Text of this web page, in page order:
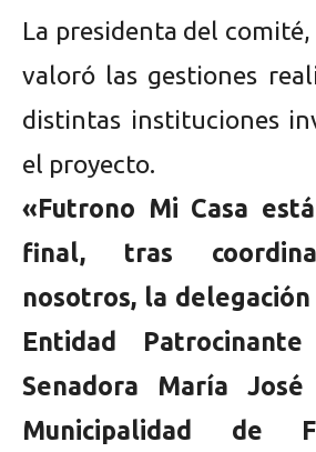
La presidenta del comité,
valoró las gestiones
distintas instituciones
el proyecto.
«Futrono Mi Casa
final, tras
nosotros, la delegación
Entidad
Senadora María
Municipalidad de